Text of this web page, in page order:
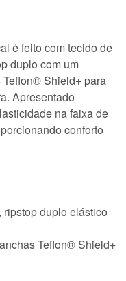
é feito com tecido de
duplo com um
Shield+ para
Apresentado
na faixa de
conforto
duplo elástico
Teflon® Shield+